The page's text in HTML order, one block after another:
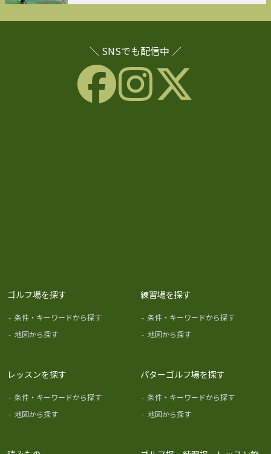
＼ SNSでも配信中 ／
ゴルフ場を探す
- 条件・キーワードから探す
- 地図から探す
練習場を探す
- 条件・キーワードから探す
- 地図から探す
レッスンを探す
- 条件・キーワードから探す
- 地図から探す
パターゴルフ場を探す
- 条件・キーワードから探す
- 地図から探す